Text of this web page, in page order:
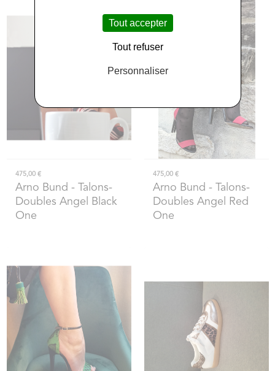
475,00 €
Arno Bund - Talons-
Doubles Angel Black
One
475,00 €
Arno Bund - Talons-
Doubles Angel Red
One
Tout accepter
Tout refuser
Personnaliser